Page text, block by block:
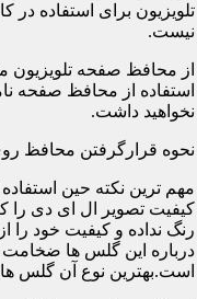
تلویزیون برای استفاده در
نیست.
از محافظ صفحه
استفاده از محافظ صفحه
نخواهید داشت.
نحوه قرارگرفتن محافظ
مهم ترین نکته حین
کیفیت تصویر ال ای دی را
رنگ نداده و کیفیت خود را
درباره این گلس ها ضخامت
است.بهترین نوع آن گلس های با